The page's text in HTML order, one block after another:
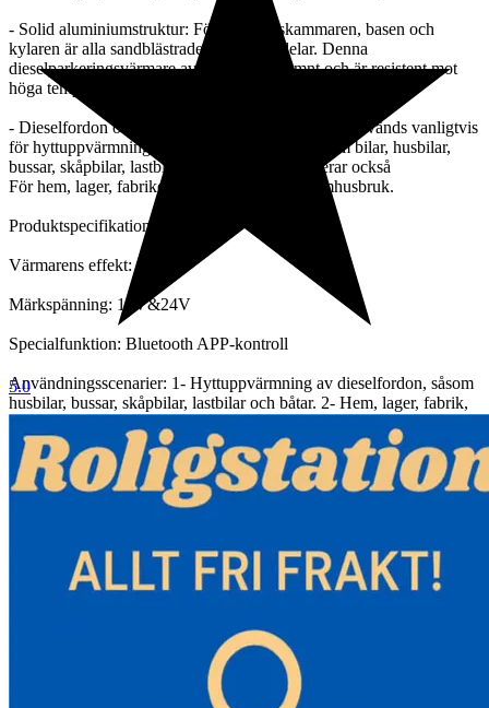
- Solid aluminiumstruktur: Förbränningskammaren, basen och
kylaren är alla sandblästrade aluminiumdelar. Denna
dieselparkeringsvärmare avleder värme jämnt och är resistent mot
höga temperaturer.
- Dieselfordon och inomhusbruk: Rumsvärmaren används vanligtvis
för hyttuppvärmning av olika dieselfordon, såsom bilar, husbilar,
bussar, skåpbilar, lastbilar, fartyg etc. det fungerar också
För hem, lager, fabriker, kontor och andra inomhusbruk.
Produktspecifikationer:
Värmarens effekt: 8kW
Märkspänning: 12V&24V
Specialfunktion: Bluetooth APP-kontroll
Användningsscenarier: 1- Hyttuppvärmning av dieselfordon, såsom
husbilar, bussar, skåpbilar, lastbilar och båtar. 2- Hem, lager, fabrik,
Bränsletyp: Endast diesel
Bränsletankens kapacitet: 10 liter
Värmarens drifttemperatur: -40°C~+20°C
Materialtyp: aluminium + plast
Värmarens mått: 38 x 13,5 x 14 cm
5.0